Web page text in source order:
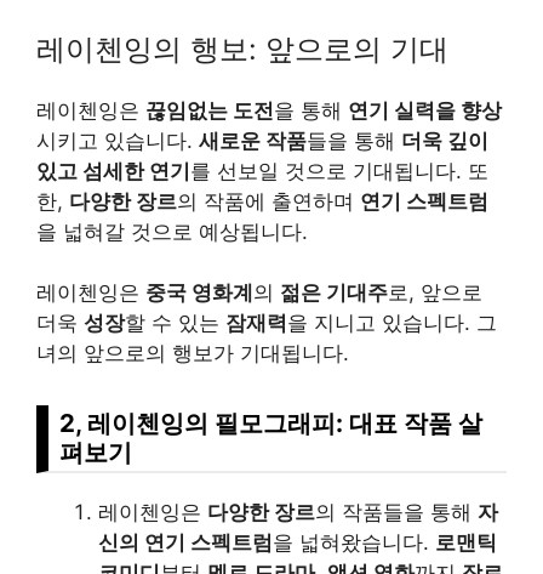
레이첸잉의 행보: 앞으로의 기대
레이첸잉은 끊임없는 도전을 통해 연기 실력을 향상
시키고 있습니다. 새로운 작품들을 통해 더욱 깊이
있고 섬세한 연기를 선보일 것으로 기대됩니다. 또
한, 다양한 장르의 작품에 출연하며 연기 스펙트럼
을 넓혀갈 것으로 예상됩니다.
레이첸잉은 중국 영화계 의 젊은 기대주로, 앞으로
더욱 성장할 수 있는 잠재력을 지니고 있습니다. 그
녀의 앞으로의 행보가 기대됩니다.
2, 레이첸잉의 필모그래피: 대표 작품 살
펴보기
레이첸잉은 다양한 장르의 작품들을 통해 자
신의 연기 스펙트럼 을 넓혀왔습니다. 로맨틱